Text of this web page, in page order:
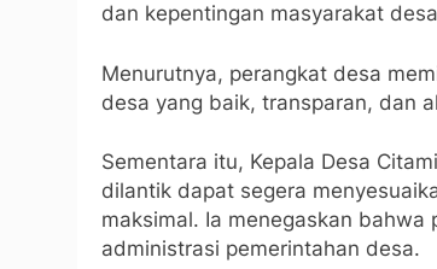
dan kepentingan masyarakat
Menurutnya, perangkat desa
desa yang baik, transparan, dan
Sementara itu, Kepala Desa
dilantik dapat segera
maksimal. Ia menegaskan
administrasi pemerintahan desa.